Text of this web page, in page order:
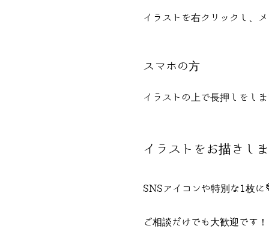
イラストを右クリックし、
スマホの方
イラストの上で長押しをし
イラストをお描きし
SNSアイコンや特別な1枚に
ご相談だけでも大歓迎です！